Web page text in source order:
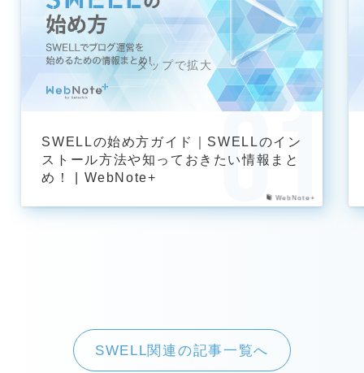
WebNote+
SWELLの始め方ガイド｜SWELLのイン
ストール方法や知っておきたい情報まと
め！ | WebNote+
SWELL関連の記事一覧へ